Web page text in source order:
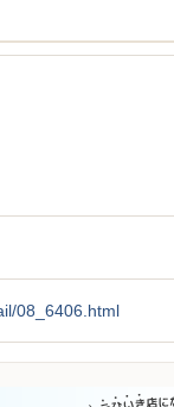
08_6406.html